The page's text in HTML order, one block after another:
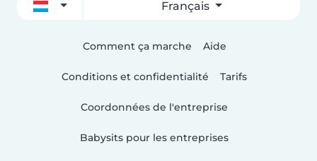
Français
Comment ça marche Aide
Conditions et confidentialité Tarifs
Coordonnées de l'entreprise
Babysits pour les entreprises